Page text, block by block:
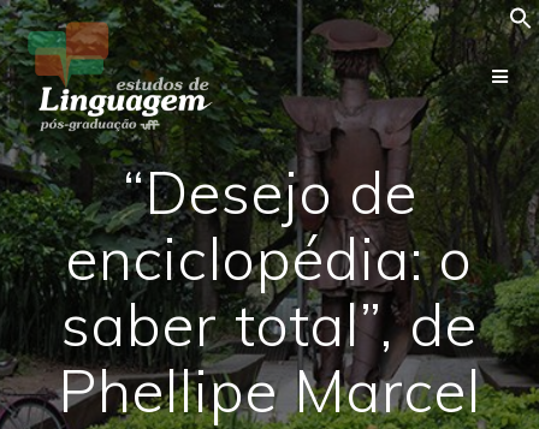
Skip
to
content
“Desejo de
enciclopédia: o
saber total”, de
Phellipe Marcel